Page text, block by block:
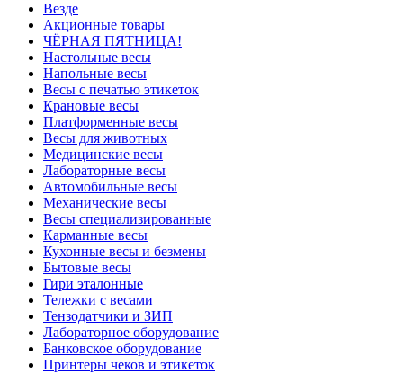
Везде
Акционные товары
ЧЁРНАЯ ПЯТНИЦА!
Настольные весы
Напольные весы
Весы с печатью этикеток
Крановые весы
Платформенные весы
Весы для животных
Медицинские весы
Лабораторные весы
Автомобильные весы
Механические весы
Весы специализированные
Карманные весы
Кухонные весы и безмены
Бытовые весы
Гири эталонные
Тележки с весами
Тензодатчики и ЗИП
Лабораторное оборудование
Банковское оборудование
Принтеры чеков и этикеток